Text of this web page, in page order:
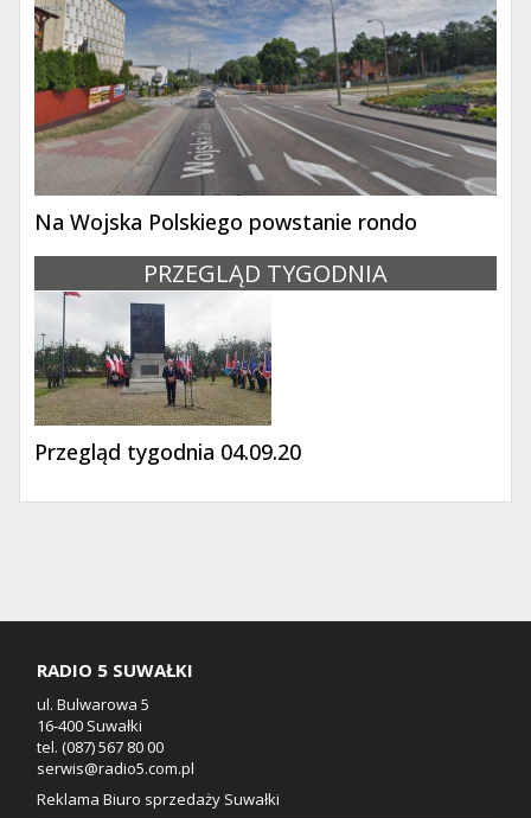
Na Wojska Polskiego powstanie rondo
PRZEGLĄD TYGODNIA
Przegląd tygodnia 04.09.20
RADIO 5 SUWAŁKI
ul. Bulwarowa 5
16-400 Suwałki
tel. (087) 567 80 00
serwis@radio5.com.pl
Reklama Biuro sprzedaży Suwałki